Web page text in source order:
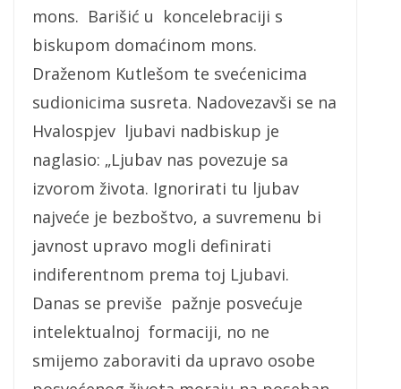
mons. Barišić u koncelebraciji s
biskupom domaćinom mons.
Draženom Kutlešom te svećenicima
sudionicima susreta. Nadovezavši se na
Hvalospjev ljubavi nadbiskup je
naglasio: „Ljubav nas povezuje sa
izvorom života. Ignorirati tu ljubav
najveće je bezboštvo, a suvremenu bi
javnost upravo mogli definirati
indiferentnom prema toj Ljubavi.
Danas se previše pažnje posvećuje
intelektualnoj formaciji, no ne
smijemo zaboraviti da upravo osobe